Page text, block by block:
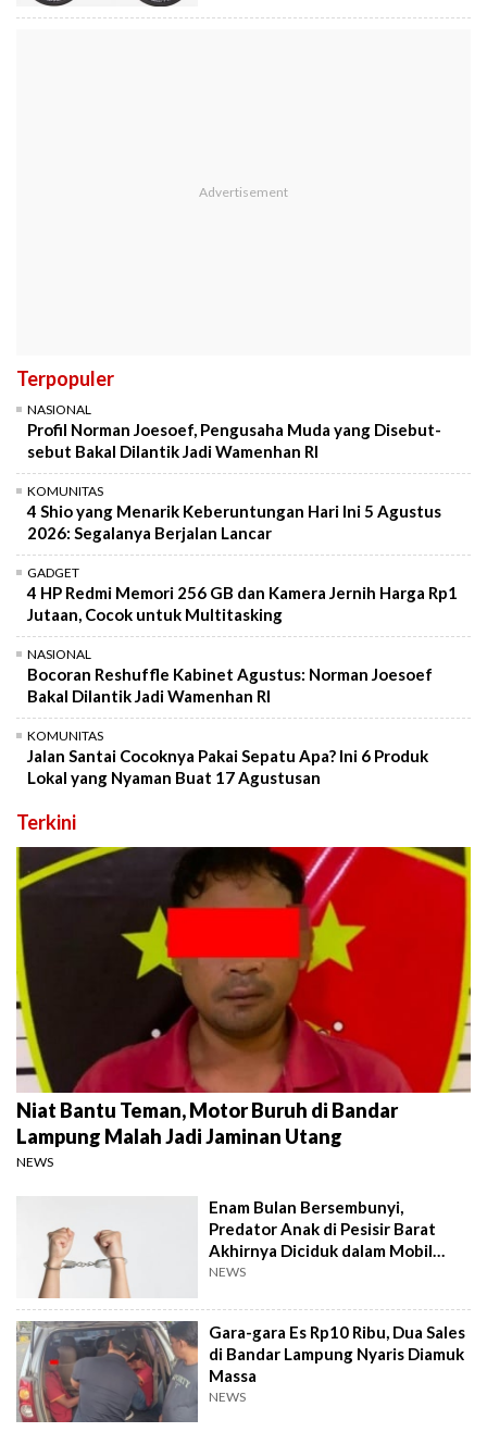
Terpopuler
NASIONAL
Profil Norman Joesoef, Pengusaha Muda yang Disebut-
sebut Bakal Dilantik Jadi Wamenhan RI
KOMUNITAS
4 Shio yang Menarik Keberuntungan Hari Ini 5 Agustus
2026: Segalanya Berjalan Lancar
GADGET
4 HP Redmi Memori 256 GB dan Kamera Jernih Harga Rp1
Jutaan, Cocok untuk Multitasking
NASIONAL
Bocoran Reshuffle Kabinet Agustus: Norman Joesoef
Bakal Dilantik Jadi Wamenhan RI
KOMUNITAS
Jalan Santai Cocoknya Pakai Sepatu Apa? Ini 6 Produk
Lokal yang Nyaman Buat 17 Agustusan
Terkini
Niat Bantu Teman, Motor Buruh di Bandar
Lampung Malah Jadi Jaminan Utang
NEWS
Enam Bulan Bersembunyi,
Predator Anak di Pesisir Barat
Akhirnya Diciduk dalam Mobil
Travel
NEWS
Gara-gara Es Rp10 Ribu, Dua Sales
di Bandar Lampung Nyaris Diamuk
Massa
NEWS